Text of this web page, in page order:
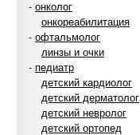
- онколог
онкореабилитация
- офтальмолог
линзы и очки
- педиатр
детский кардиолог
детский дерматолог
детский невролог
детский ортопед